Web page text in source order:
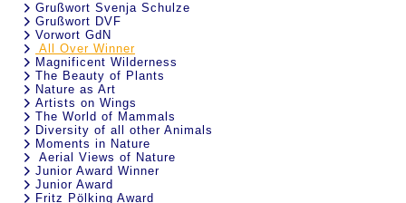
Grußwort Svenja Schulze
Grußwort DVF
Vorwort GdN
All Over Winner
Magnificent Wilderness
The Beauty of Plants
Nature as Art
Artists on Wings
The World of Mammals
Diversity of all other Animals
Moments in Nature
Aerial Views of Nature
Junior Award Winner
Junior Award
Fritz Pölking Award